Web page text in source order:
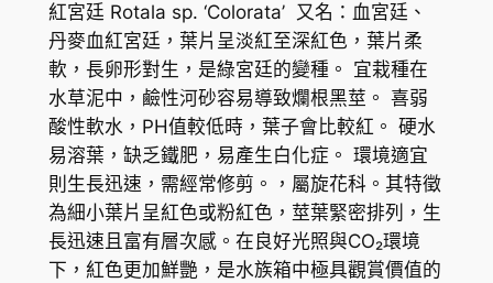
a
s
p
.
'
C
o
l
o
紅宮廷 Rotala sp. ‘Colorata’ 又名：血宮廷、
丹麥血紅宮廷，葉片呈淡紅至深紅色，葉片柔
軟，長卵形對生，是綠宮廷的變種。 宜栽種在
水草泥中，鹼性河砂容易導致爛根黑莖。 喜弱
酸性軟水，PH值較低時，葉子會比較紅。 硬水
易溶葉，缺乏鐵肥，易產生白化症。 環境適宜
則生長迅速，需經常修剪。，屬旋花科。其特徵
為細小葉片呈紅色或粉紅色，莖葉緊密排列，生
長迅速且富有層次感。在良好光照與CO₂環境
下，紅色更加鮮艷，是水族箱中極具觀賞價值的